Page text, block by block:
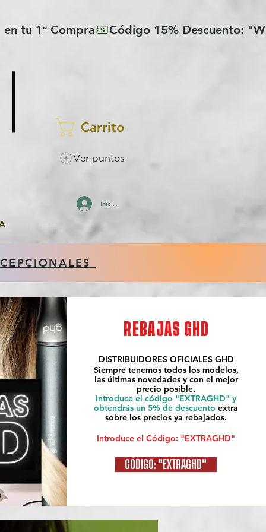
Carrito
Ver puntos
Iniciar sesión
REBAJAS GHD
DISTRIBUIDORES OFICIALES GHD
Siempre tenemos todos los modelos,
las últimas novedades y con el mejor
precio posible.
Introduce el código "EXTRAGHD" y
obtendrás un 5% de descuento extra
sobre los precios ya rebajados.
Introduce el Código: "EXTRAGHD"
CÓDIGO: "EXTRAGHD"